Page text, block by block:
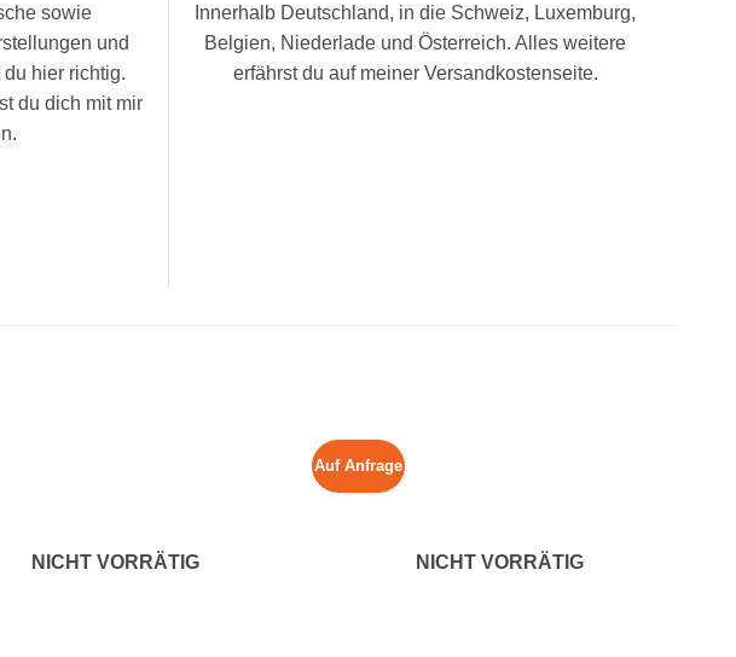
sowie
und
hier richtig.
du dich mit mir
Innerhalb Deutschland, in die Schweiz, Luxemburg,
Belgien, Niederlade und Österreich. Alles weitere
erfährst du auf meiner Versandkostenseite.
NICHT VORRÄTIG
Auf Anfrage
NICHT VORRÄTIG